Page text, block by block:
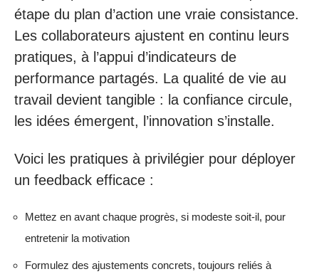
étape du plan d’action une vraie consistance.
Les collaborateurs ajustent en continu leurs
pratiques, à l’appui d’indicateurs de
performance partagés. La qualité de vie au
travail devient tangible : la confiance circule,
les idées émergent, l’innovation s’installe.
Voici les pratiques à privilégier pour déployer
un feedback efficace :
Mettez en avant chaque progrès, si modeste soit-il, pour
entretenir la motivation
Formulez des ajustements concrets, toujours reliés à